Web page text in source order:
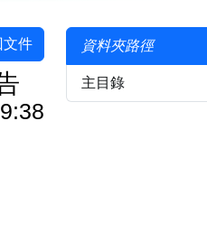
文件 資料夾路徑
主目錄